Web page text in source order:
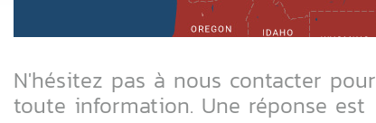
N'hésitez pas à nous contacter pour
toute information. Une réponse est